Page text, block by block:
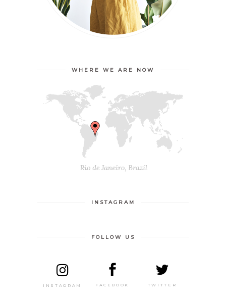
WHERE WE ARE NOW
INSTAGRAM
FOLLOW US
INSTAGRAM FACEBOOK TWITTER